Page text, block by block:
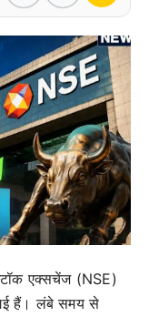
एक्सचेंज (NSE)
हैं। लंबे समय से